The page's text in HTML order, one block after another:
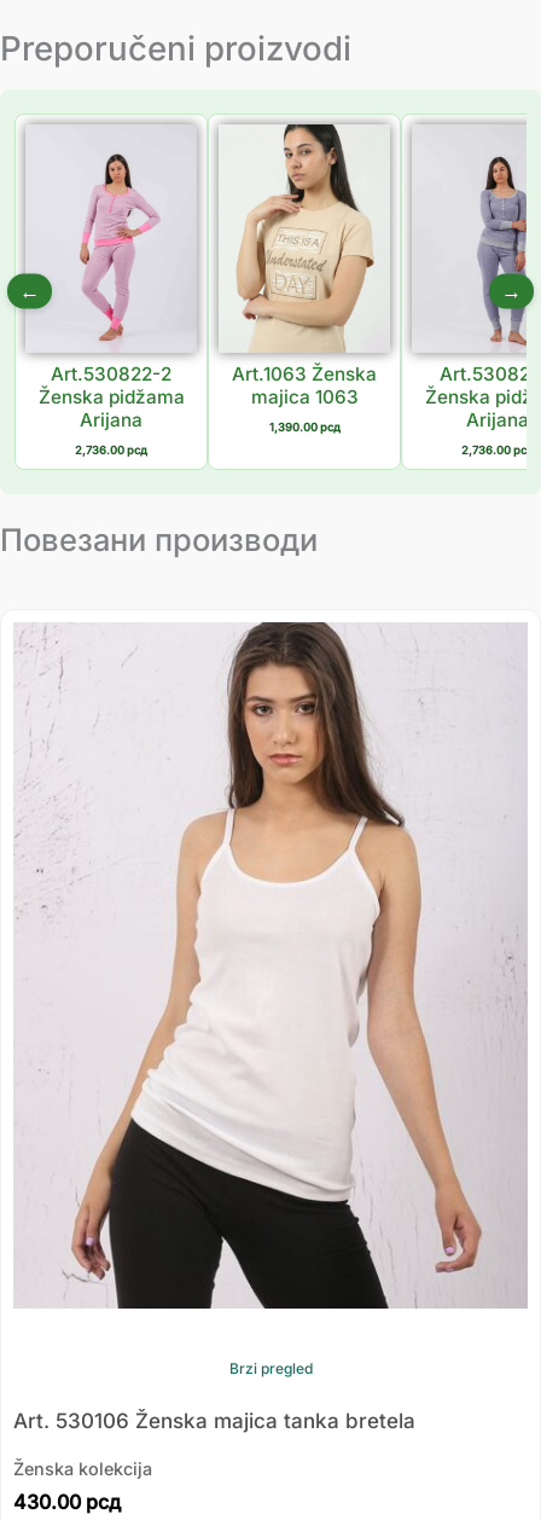
Preporučeni proizvodi
←
Art.530822-2
Ženska pidžama
Arijana
2,736.00рсд
Art.1063 Ženska
majica 1063
1,390.00рсд
Ženska
Arijana
2,736.00рсд
→
Повезани производи
Brzi pregled
Art. 530106 Ženska majica tanka bretela
Ženska kolekcija
430.00 рсд